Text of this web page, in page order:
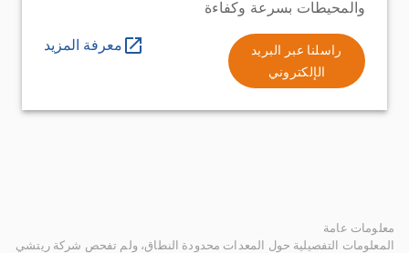
والمحيطات بسرعة وكفاءة
راسلنا عبر البريد
الإلكتروني
معرفة المزيد
معلومات عامة
المعلومات التفصيلية حول المعدات محدودة النطاق، ولم تفحص شركة ريتشي